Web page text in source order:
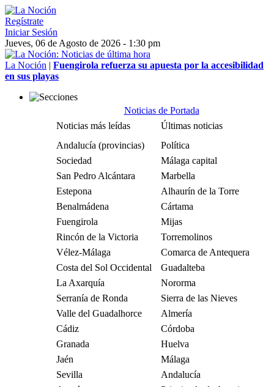
Regístrate
Iniciar Sesión
Jueves, 06 de Agosto de 2026 - 1:30 pm
La Noción | Fuengirola refuerza su apuesta por la accesibilidad
en sus playas
Noticias de Portada
Noticias más leídas
Últimas noticias
Andalucía (provincias)
Política
Sociedad
Málaga capital
San Pedro Alcántara
Marbella
Estepona
Alhaurín de la Torre
Benalmádena
Cártama
Fuengirola
Mijas
Rincón de la Victoria
Torremolinos
Vélez-Málaga
Comarca de Antequera
Costa del Sol Occidental
Guadalteba
La Axarquía
Nororma
Serranía de Ronda
Sierra de las Nieves
Valle del Guadalhorce
Almería
Cádiz
Córdoba
Granada
Huelva
Jaén
Málaga
Sevilla
Andalucía